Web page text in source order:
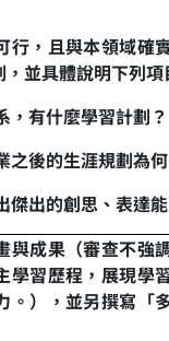
行，且與本領域確
並具體說明下列項
，有什麼學習計劃？
之後的生涯規劃為何
傑出的創思、表達能
與成果（審查不強
學習歷程，展現學
。），並另撰寫「